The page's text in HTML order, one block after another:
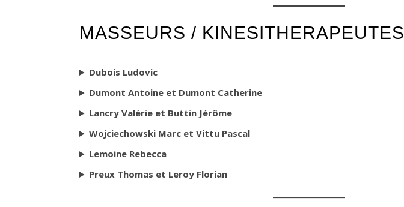
MASSEURS / KINESITHERAPEUTES
Dubois Ludovic
Dumont Antoine et Dumont Catherine
Lancry Valérie et Buttin Jérôme
Wojciechowski Marc et Vittu Pascal
Lemoine Rebecca
Preux Thomas et Leroy Florian